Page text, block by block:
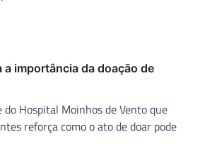
a importância da doação de
Hospital Moinhos de Vento que
reforça como o ato de doar pode